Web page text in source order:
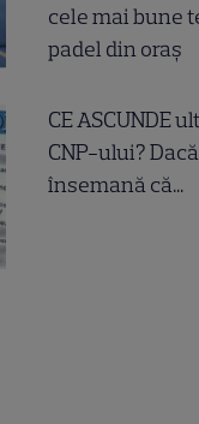
cele mai bune
padel din oraș
CE ASCUNDE
CNP-ului?
însemană că...